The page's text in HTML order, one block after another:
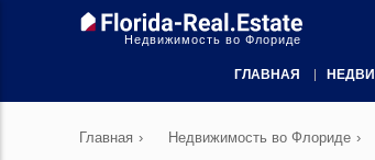
Недвижимость во Флориде
ГЛАВНАЯ
Главная › Недвижимость во Флориде ›